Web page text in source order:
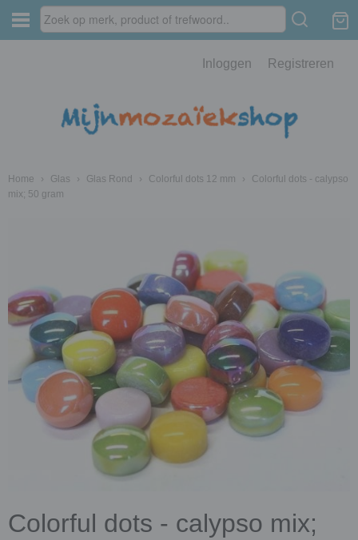
Inloggen Registreren
Home › Glas › Glas Rond › Colorful dots 12 mm ›
Colorful dots - calypso
mix; 50 gram
Colorful dots - calypso mix;